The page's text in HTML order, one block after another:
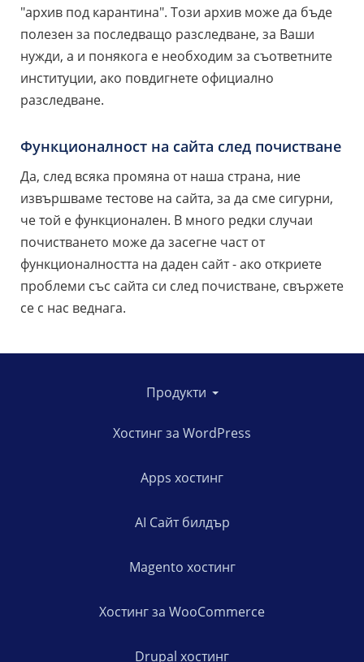
"архив под карантина". Този архив може да бъде
полезен за последващо разследване, за Ваши
нужди, а и понякога е необходим за съответните
институции, ако повдигнете официално
разследване.
Функционалност на сайта след почистване
Да, след всяка промяна от наша страна, ние
извършваме тестове на сайта, за да сме сигурни,
че той е функционален. В много редки случаи
почистването може да засегне част от
функционалността на даден сайт - ако откриете
проблеми със сайта си след почистване, свържете
се с нас веднага.
Продукти
Хостинг за WordPress
Apps хостинг
AI Сайт билдър
Magento хостинг
Хостинг за WooCommerce
Drupal хостинг